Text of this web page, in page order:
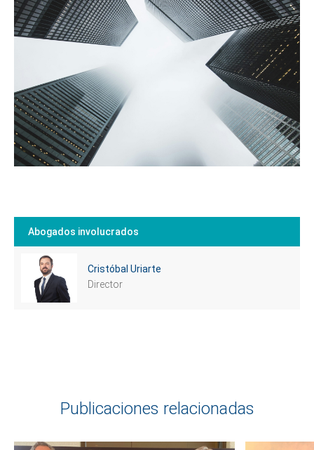
Abogados involucrados
Cristóbal Uriarte
Director
Publicaciones relacionadas